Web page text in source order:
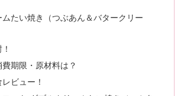
ムたい焼き（つぶあん＆バタークリー
期限・原材料は？
ビュー！